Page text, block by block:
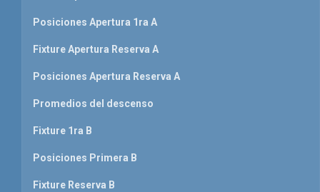
Posiciones Apertura 1ra A
Fixture Apertura Reserva A
Posiciones Apertura Reserva A
Promedios del descenso
Fixture 1ra B
Posiciones Primera B
Fixture Reserva B